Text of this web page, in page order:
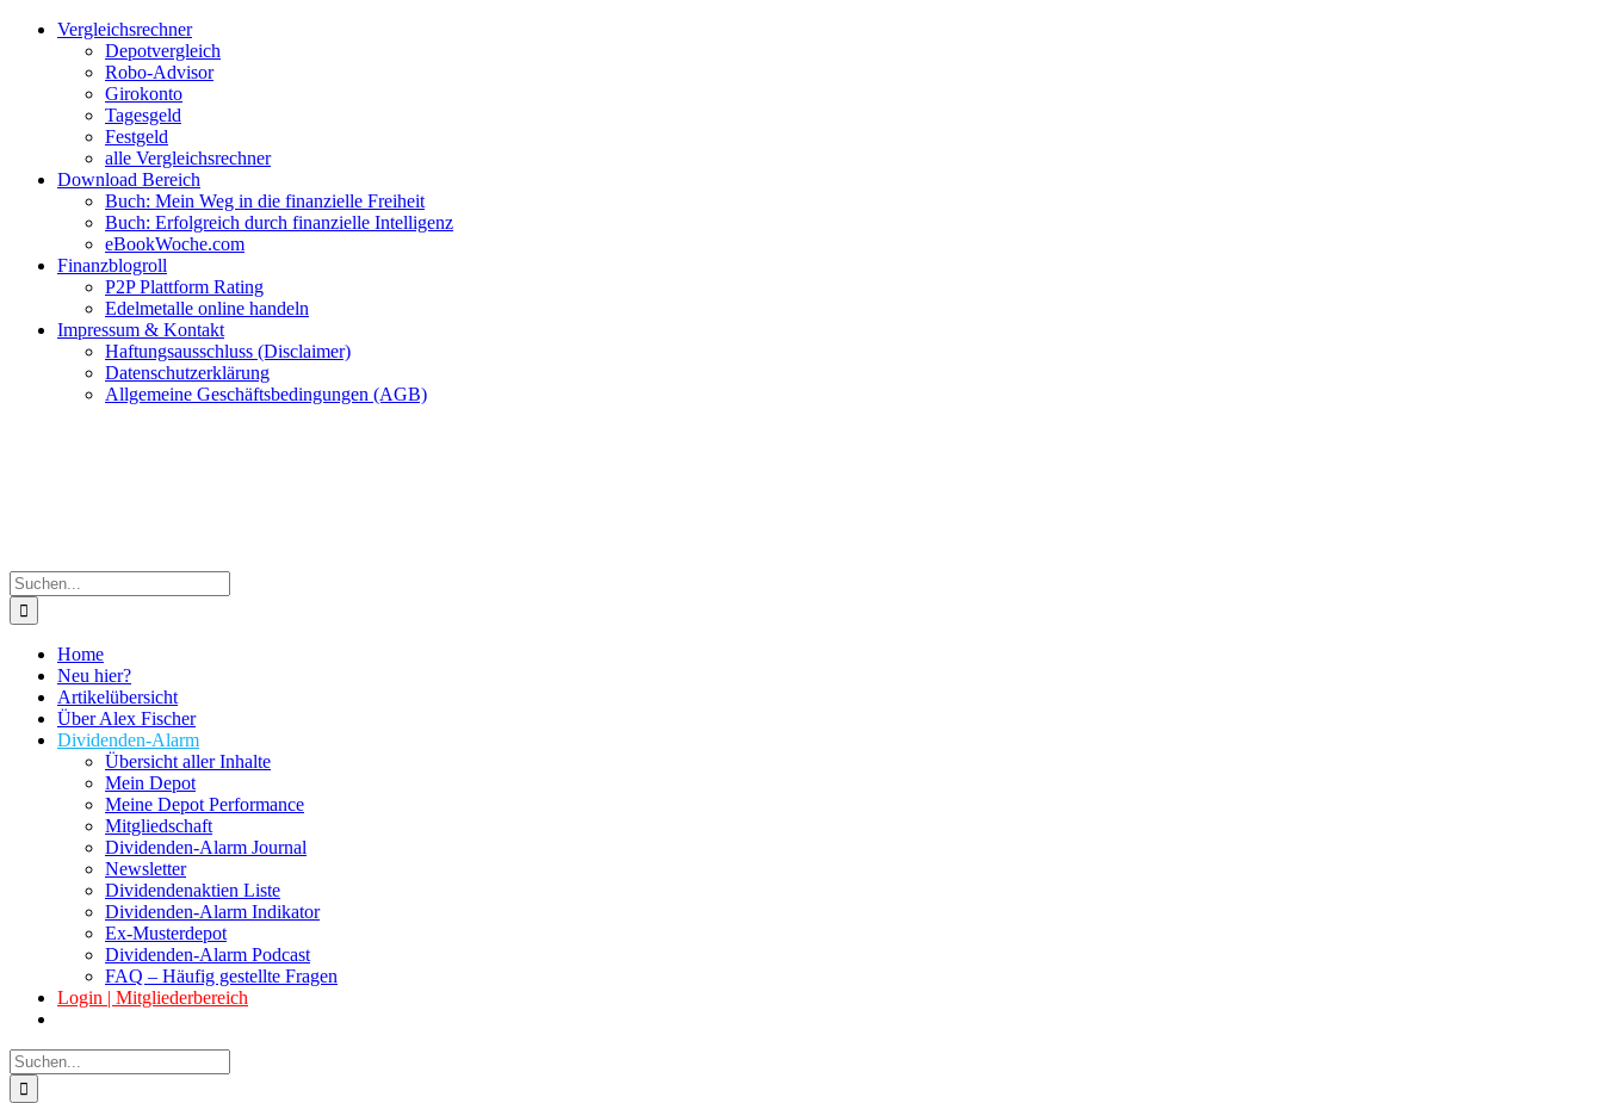
Zum
Facebook
Twitter
Instagram
Pinterest
YouTubeVergleichsrechner
Depotvergleich
Robo-Advisor
Girokonto
Tagesgeld
Festgeld
alle Vergleichsrechner
Download Bereich
Buch: Mein Weg in die finanzielle Freiheit
Buch: Erfolgreich durch finanzielle Intelligenz
eBookWoche.com
Finanzblogroll
P2P Plattform Rating
Edelmetalle online handeln
Impressum & Kontakt
Haftungsausschluss (Disclaimer)
Datenschutzerklärung
Allgemeine Geschäftsbedingungen (AGB)
Suche
nach:
Home
Neu hier?
Artikelübersicht
Über Alex Fischer
Dividenden-Alarm
Übersicht aller Inhalte
Mein Depot
Meine Depot Performance
Mitgliedschaft
Dividenden-Alarm Journal
Newsletter
Dividendenaktien Liste
Dividenden-Alarm Indikator
Ex-Musterdepot
Dividenden-Alarm Podcast
FAQ – Häufig gestellte Fragen
Login | Mitgliederbereich
Suche
nach: